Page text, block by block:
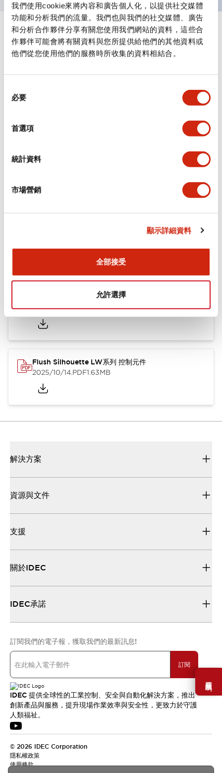
我們使用cookie來將內容和廣告個人化，以提供社交媒體
功能和分析我們的流量。我們也與我們的社交媒體、廣告
和分析合作夥伴分享有關您使用我們網站的資料，這些合
作夥伴可能會將有關資料與您所提供給他們的其他資料或
他們從您使用他們的服務時所收集的資料相結合。
必要
首選項
統計資料
市場營銷
顯示詳細資料
全部接受
允許選擇
需要幫助嗎？
規格 顯示全部
審美規範
安裝和安裝規範
認證與標準
Flush Silhouette LW系列 控制元件 (英文版)
2025/09/19.PDF1.23MB
Flush Silhouette LW系列 控制元件
2025/10/14.PDF1.63MB
解決方案
資源與文件
支援
關於IDEC
IDEC承諾
訂閱我們的電子報，獲取我們的最新訊息!
訂閱
IDEC 提供全球性的工業控制、安全與自動化解決方案，推出
創新產品與服務，提升現場作業效率與安全性，更致力於守護
人類福祉。
© 2026 IDEC Corporation
隱私權政策
使用條款